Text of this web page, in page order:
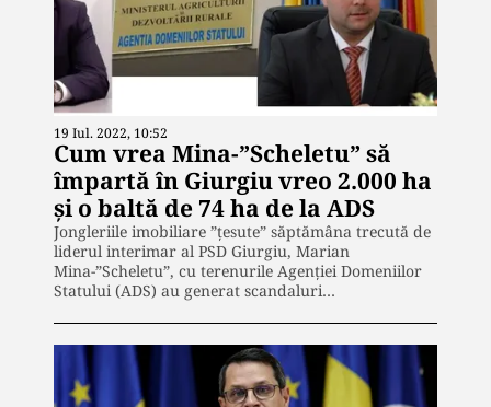
19 Iul. 2022, 10:52
Cum vrea Mina-”Scheletu” să
împartă în Giurgiu vreo 2.000 ha
și o baltă de 74 ha de la ADS
Jongleriile imobiliare ”țesute” săptămâna trecută de
liderul interimar al PSD Giurgiu, Marian
Mina-”Scheletu”, cu terenurile Agenției Domeniilor
Statului (ADS) au generat scandaluri…